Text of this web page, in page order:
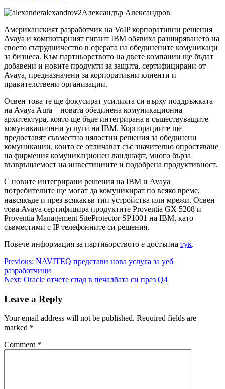
Александър Александров
Американският разработчик на VoIP корпоративни решения
Avaya и компютърният гигант IBM обявиха разширяването на
своето сътрудничество в сферата на обединените комуникаци
за бизнеса. Към партньорството на двете компании ще бъдат
добавени и новите продукти за защита, сертифицирани от
Avaya, предназначени за корпоративни клиенти и
правителствени организации.
Освен това те ще фокусират усилията си върху поддръжката
на Avaya Aura – новата обединена комуникационна
архитектура, която ще бъде интегрирана в съществуващите
комуникационни услуги на IBM. Корпорациите ще
предоставят съвместно цялостни решения за обединени
комуникации, които се отличават със значително опростяване
на фирмения комуникационен ландшафт, много бърза
възвръщаемост на инвестициите и подобрена продуктивност.
С новите интегрирани решения на IBM и Avaya
потребителите ще могат да комуникират по всяко време,
навсякъде и през всякакъв тип устройства или мрежи. Освен
това Avaya сертифицира продуктите Proventia GX 5208 и
Proventia Management SiteProtector SP1001 на IBM, като
съвместими с IP телефонните си решения.
Повече информация за партньорството е достъпна тук.
Post
navigation
Previous: NAVITEQ представи нова услуга за уеб
разработчици
Next: Oracle отчете спад в печалбата си през Q4
Leave a Reply
Your email address will not be published. Required fields are
marked *
Comment *